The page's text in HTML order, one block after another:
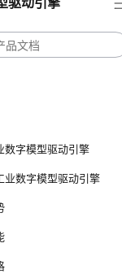
数字模型驱动引擎
业数字模型驱动引擎